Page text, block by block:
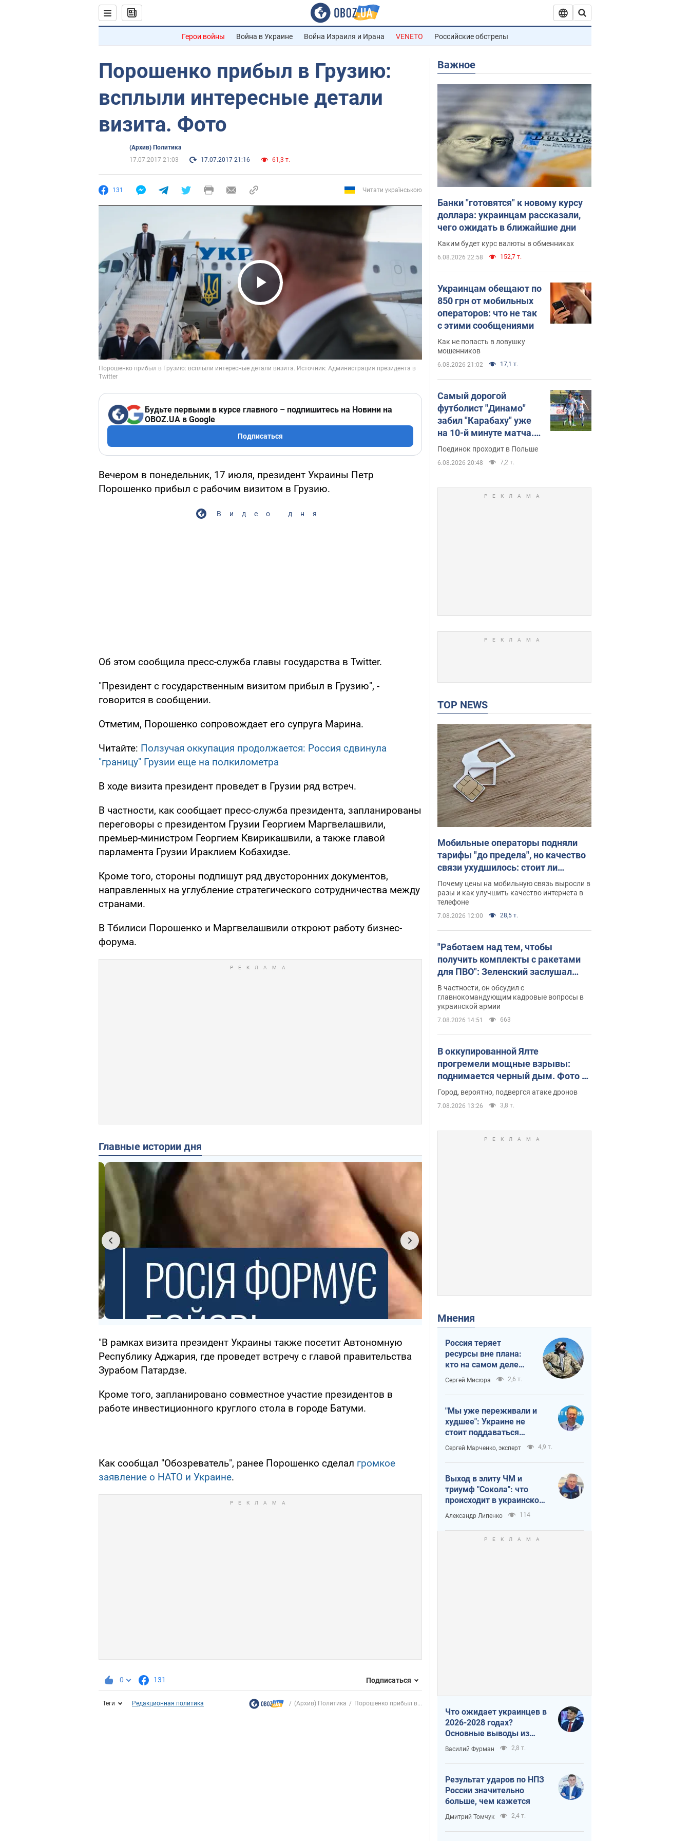
Герои войны Война в Украине Война Израиля и Ирана VENETO Российские обстрелы
Порошенко прибыл в Грузию:
всплыли интересные детали
визита. Фото
(Архив) Политика
17.07.2017 21:03
17.07.2017 21:16 61,3 т.
131 Читати українською
Play Video
Будьте первыми в курсе главного – подпишитесь на Новини на
OBOZ.UA в Google
Подписаться
Вечером в понедельник, 17 июля, президент Украины Петр
Порошенко прибыл с рабочим визитом в Грузию.
Видео дня
Об этом сообщила пресс-служба главы государства в Twitter.
"Президент с государственным визитом прибыл в Грузию", -
говорится в сообщении.
Отметим, Порошенко сопровождает его супруга Марина.
Читайте: Ползучая оккупация продолжается: Россия сдвинула
"границу" Грузии еще на полкилометра
В ходе визита президент проведет в Грузии ряд встреч.
В частности, как сообщает пресс-служба президента, запланированы
переговоры с президентом Грузии Георгием Маргвелашвили,
премьер-министром Георгием Квирикашвили, а также главой
парламента Грузии Ираклием Кобахидзе.
Кроме того, стороны подпишут ряд двусторонних документов,
направленных на углубление стратегического сотрудничества между
странами.
В Тбилиси Порошенко и Маргвелашвили откроют работу бизнес-
форума.
Главные истории дня
"В рамках визита президент Украины также посетит Автономную
Республику Аджария, где проведет встречу с главой правительства
Зурабом Патардзе.
Кроме того, запланировано совместное участие президентов в
работе инвестиционного круглого стола в городе Батуми.
Как сообщал "Обозреватель", ранее Порошенко сделал громкое
заявление о НАТО и Украине.
0 131 Подписаться
Теги Редакционная политика (Архив) Политика Порошенко прибыл в...
Важное
Банки "готовятся" к новому курсу
доллара: украинцам рассказали,
чего ожидать в ближайшие дни
Каким будет курс валюты в обменниках
6.08.2026 22:58 152,7 т.
Украинцам обещают по
850 грн от мобильных
операторов: что не так
с этими сообщениями
Как не попасть в ловушку
мошенников
6.08.2026 21:02 17,1 т.
Самый дорогой
футболист "Динамо"
забил "Карабаху" уже
на 10-й минуте матча.
Видео
Поединок проходит в Польше
6.08.2026 20:48 7,2 т.
TOP NEWS
Мобильные операторы подняли
тарифы "до предела", но качество
связи ухудшилось: стоит ли
жаловаться на цены
Почему цены на мобильную связь выросли в
разы и как улучшить качество интернета в
телефоне
7.08.2026 12:00 28,5 т.
"Работаем над тем, чтобы
получить комплекты с ракетами
для ПВО": Зеленский заслушал
доклад Драпатого и объявил о
новых мерах
В частности, он обсудил с
главнокомандующим кадровые вопросы в
украинской армии
7.08.2026 14:51 663
В оккупированной Ялте
прогремели мощные взрывы:
поднимается черный дым. Фото и
видео
Город, вероятно, подвергся атаке дронов
7.08.2026 13:26 3,8 т.
Мнения
Россия теряет
ресурсы вне плана:
кто на самом деле
диктует темп войны
Сергей Мисюра 2,6 т.
"Мы уже переживали и
худшее": Украине не
стоит поддаваться
отчаянию из-за
ракетного террора
Сергей Марченко, эксперт 4,9 т.
Выход в элиту ЧМ и
триумф "Сокола": что
происходит в украинском
хоккее
Александр Липенко 114
Что ожидает украинцев в
2026-2028 годах?
Основные выводы из
новых прогнозов от НБУ
Василий Фурман 2,8 т.
Результат ударов по НПЗ
России значительно
больше, чем кажется
Дмитрий Томчук 2,4 т.